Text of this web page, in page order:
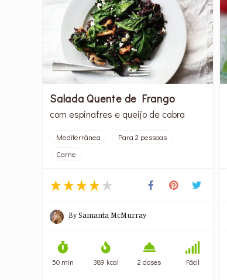
Salada Quente de Frango
com espinafres e queijo de cabra
Mediterrânea
Para 2 pessoas
Carne
BySamanta McMurray
50 min 389 kcal 2 doses Fácil